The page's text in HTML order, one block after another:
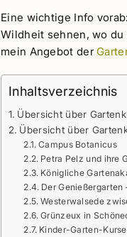
Eine wichtige Info
Wildheit sehnen, wo
mein Angebot der
Inhaltsverzeichnis
Übersicht über
Übersicht über
Campus Botanicus
Petra Pelz und ihre
Königliche
Der Genießergarten
Westerwalsede
Grünzeux in
Kinder-Garten-